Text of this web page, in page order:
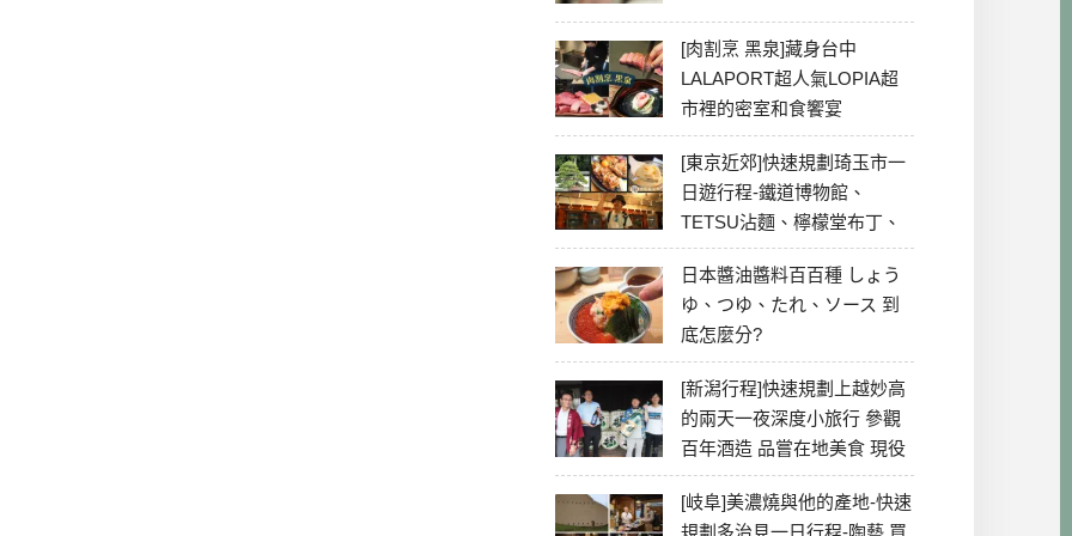
[肉割烹 黑泉]藏身台中
LALAPORT超人氣LOPIA超
市裡的密室和食饗宴
[東京近郊]快速規劃琦玉市一
日遊行程-鐵道博物館、
TETSU沾麵、檸檬堂布丁、
冰川神社、美食彙整
日本醬油醬料百百種 しょう
ゆ、つゆ、たれ、ソース 到
底怎麼分?
[新潟行程]快速規劃上越妙高
的兩天一夜深度小旅行 參觀
百年酒造 品嘗在地美食 現役
最老牌電影院
[岐阜]美濃燒與他的產地-快速
規劃多治見一日行程-陶藝 買